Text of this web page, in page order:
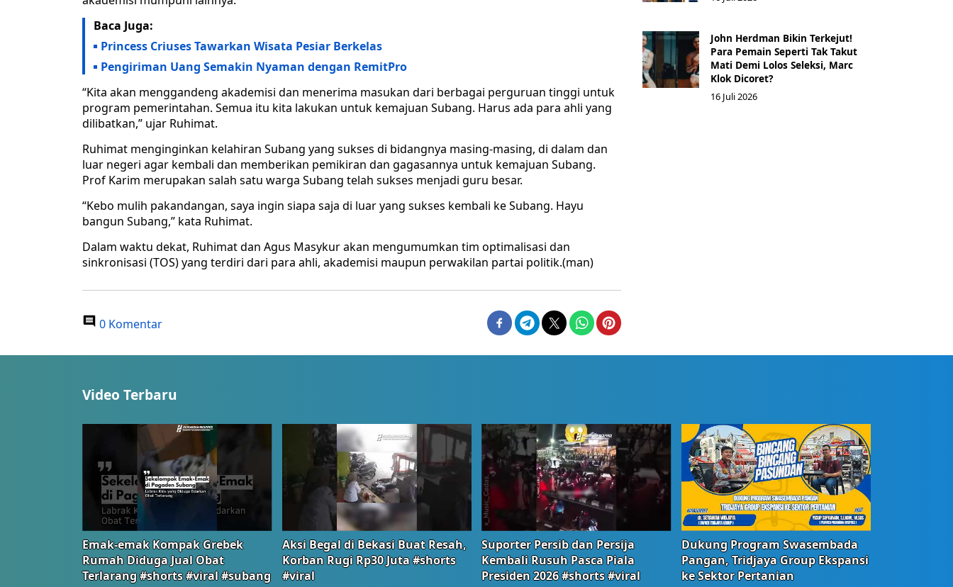
Baca Juga:
Princess Criuses Tawarkan Wisata Pesiar Berkelas
Pengiriman Uang Semakin Nyaman dengan RemitPro
“Kita akan menggandeng akademisi dan menerima masukan dari berbagai perguruan tinggi untuk
program pemerintahan. Semua itu kita lakukan untuk kemajuan Subang. Harus ada para ahli yang
dilibatkan,” ujar Ruhimat.
Ruhimat menginginkan kelahiran Subang yang sukses di bidangnya masing-masing, di dalam dan
luar negeri agar kembali dan memberikan pemikiran dan gagasannya untuk kemajuan Subang.
Prof Karim merupakan salah satu warga Subang telah sukses menjadi guru besar.
“Kebo mulih pakandangan, saya ingin siapa saja di luar yang sukses kembali ke Subang. Hayu
bangun Subang,” kata Ruhimat.
Dalam waktu dekat, Ruhimat dan Agus Masykur akan mengumumkan tim optimalisasi dan
sinkronisasi (TOS) yang terdiri dari para ahli, akademisi maupun perwakilan partai politik.(man)
0 Komentar
John Herdman Bikin Terkejut!
Para Pemain Seperti Tak Takut
Mati Demi Lolos Seleksi, Marc
Klok Dicoret?
16 Juli 2026
Video Terbaru
Emak-emak Kompak Grebek
Rumah Diduga Jual Obat
Terlarang #shorts #viral #subang
Aksi Begal di Bekasi Buat Resah,
Korban Rugi Rp30 Juta #shorts
#viral
Suporter Persib dan Persija
Kembali Rusuh Pasca Piala
Presiden 2026 #shorts #viral
Dukung Program Swasembada
Pangan, Tridjaya Group Ekspansi
ke Sektor Pertanian